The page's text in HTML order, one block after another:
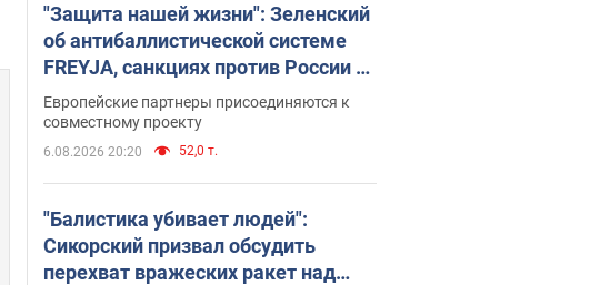
"Защита нашей жизни": Зеленский
об антибаллистической системе
FREYJA, санкциях против России и
поддержке аграриев. Видео
Европейские партнеры присоединяются к
совместному проекту
6.08.2026 20:20 52,0 т.
"Балистика убивает людей":
Сикорский призвал обсудить
перехват вражеских ракет над